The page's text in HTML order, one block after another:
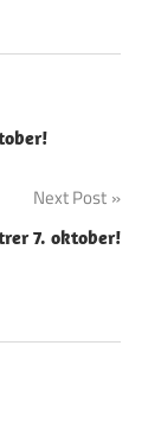
Next Post
7. oktober!